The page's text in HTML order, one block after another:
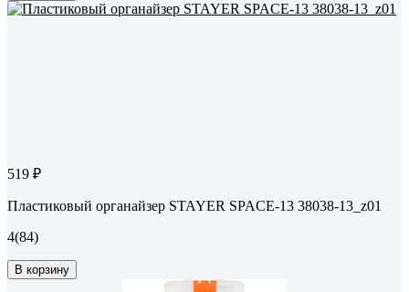
519 ₽
Пластиковый органайзер STAYER SPACE-13 38038-13_z01
4(84)
В корзину